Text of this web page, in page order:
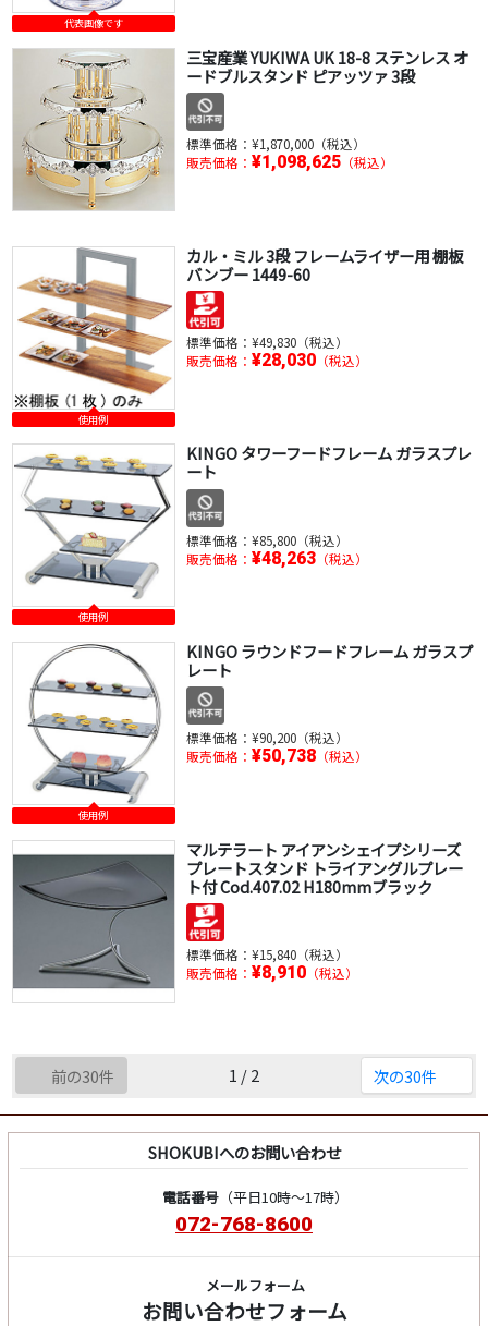
代表画像です
三宝産業 YUKIWA UK 18-8 ステンレス オ
ードブルスタンド ピアッツァ 3段
標準価格： ¥1,870,000（税込）
販売価格： ¥1,098,625（税込）
使用例
カル・ミル 3段 フレームライザー用 棚板
バンブー 1449-60
標準価格： ¥49,830（税込）
販売価格： ¥28,030（税込）
使用例
KINGO タワーフードフレーム ガラスプレ
ート
標準価格： ¥85,800（税込）
販売価格： ¥48,263（税込）
使用例
KINGO ラウンドフードフレーム ガラスプ
レート
標準価格： ¥90,200（税込）
販売価格： ¥50,738（税込）
マルテラート アイアンシェイプシリーズ
プレートスタンド トライアングルプレー
ト付 Cod.407.02 H180mmブラック
標準価格： ¥15,840（税込）
販売価格： ¥8,910（税込）
前の30件 1 / 2 次の30件
SHOKUBIへのお問い合わせ
電話番号（平日10時～17時）
072-768-8600
メールフォーム
お問い合わせフォーム